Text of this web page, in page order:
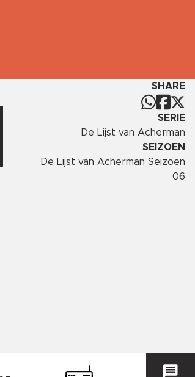
SHARE
SERIE
De Lijst van Acherman
SEIZOEN
De Lijst van Acherman Seizoen
06